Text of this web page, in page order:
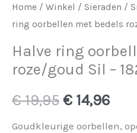
Home / Winkel / Sieraden /
ring oorbellen met bedels
Halve ring
roze/goud Sil –
€19,95
prijs
€ 14,96
Goudkleurige oorbellen,